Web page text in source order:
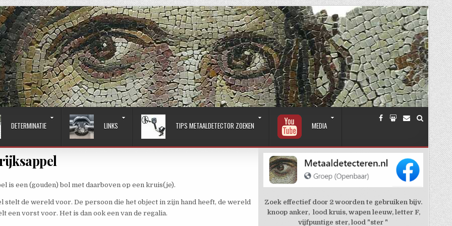
DETERMINATIE LINKS TIPS METAALDETECTOR ZOEKEN MEDIA
is een (gouden) bol met daarboven op een kruis(je).
stelt de wereld voor. De persoon die het object in zijn hand heeft, de wereld
een vorst voor. Het is dan ook een van de regalia.
Zoek effectief door 2 woorden te gebruiken bijv.
knoop anker, lood kruis, wapen leeuw, letter F,
vijfpuntige ster, lood "ster "